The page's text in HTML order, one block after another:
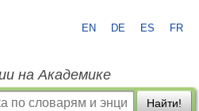
EN DE ES FR
на Академике
Найти!